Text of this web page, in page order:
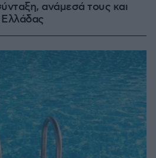
ανάμεσά τους και
Ελλάδας